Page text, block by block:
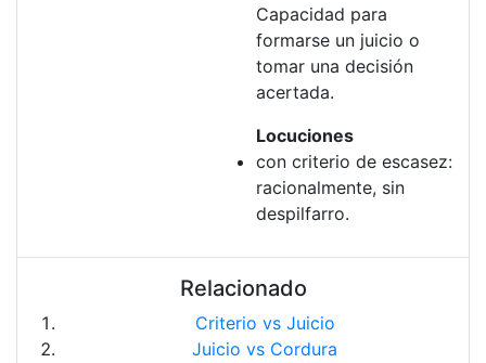
Capacidad para
formarse un juicio o
tomar una decisión
acertada.
Locuciones
con criterio de escasez:
racionalmente, sin
despilfarro.
Relacionado
Criterio vs Juicio
Juicio vs Cordura